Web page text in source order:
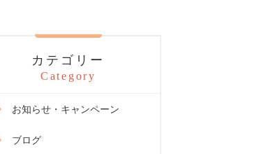
カテゴリー
Category
お知らせ・キャンペーン
ブログ